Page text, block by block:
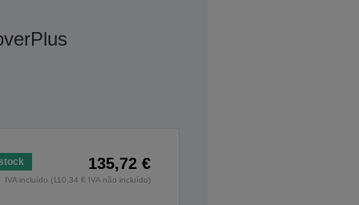
135,72 €
IVA incluído (110,34 € IVA não incluído)